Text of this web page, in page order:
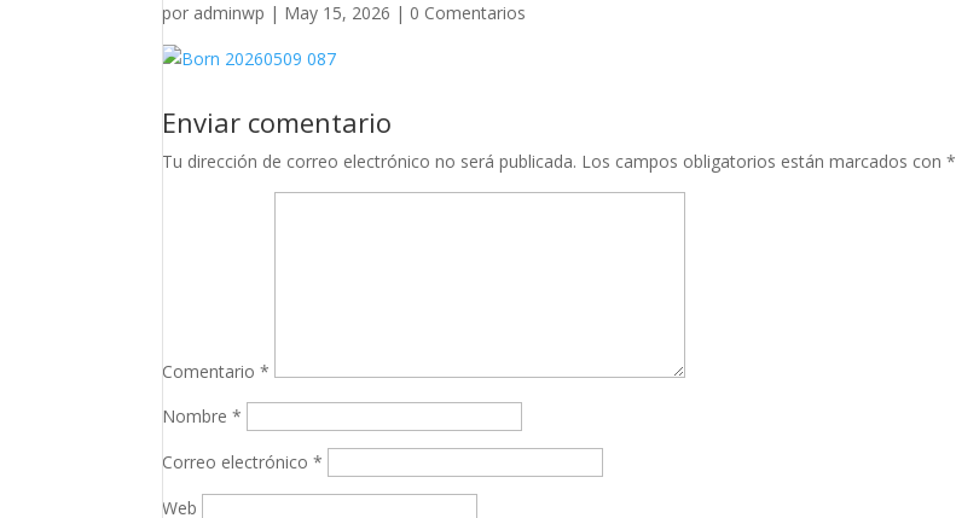
por adminwp | May 15, 2026 | 0 Comentarios
Enviar comentario
Tu dirección de correo electrónico no será publicada. Los campos obligatorios están marcados con*
Comentario*
Nombre*
Correo electrónico*
Web